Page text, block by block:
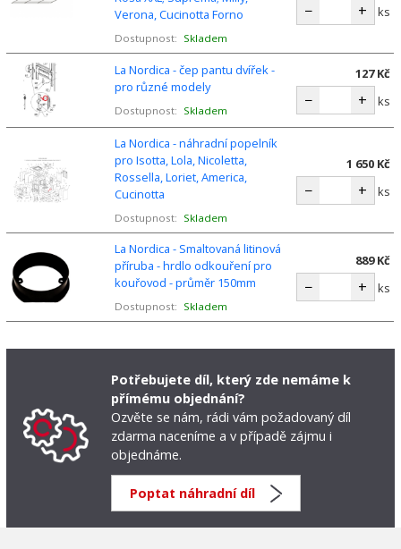
Verona, Cucinotta Forno
Dostupnost: Skladem
− + ks
La Nordica - čep pantu dvířek -
pro různé modely
Dostupnost: Skladem
127 Kč
− + ks
La Nordica - náhradní popelník
pro Isotta, Lola, Nicoletta,
Rossella, Loriet, America,
Cucinotta
Dostupnost: Skladem
1 650 Kč
− + ks
La Nordica - Smaltovaná litinová
příruba - hrdlo odkouření pro
kouřovod - průměr 150mm
Dostupnost: Skladem
889 Kč
− + ks
Potřebujete díl, který zde nemáme k
přímému objednání?
Ozvěte se nám, rádi vám požadovaný díl
zdarma naceníme a v případě zájmu i
objednáme.
Poptat náhradní díl